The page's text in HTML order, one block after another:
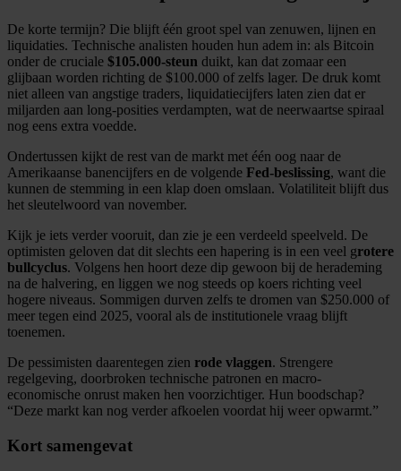
partners voor social media, adverteren en analyse. Deze
partners kunnen deze gegevens combineren met andere
informatie die u aan ze heeft verstrekt of die ze hebben
verzameld op basis van uw gebruik van hun services.
De korte termijn? Die blijft één groot spel van zenuwen, lijnen en
liquidaties. Technische analisten houden hun adem in: als Bitcoin
onder de cruciale $105.000-steun duikt, kan dat zomaar een
glijbaan worden richting de $100.000 of zelfs lager. De druk komt
niet alleen van angstige traders, liquidatiecijfers laten zien dat er
miljarden aan long-posities verdampten, wat de neerwaartse spiraal
nog eens extra voedde.
Ondertussen kijkt de rest van de markt met één oog naar de
Amerikaanse banencijfers en de volgende Fed-beslissing, want die
kunnen de stemming in een klap doen omslaan. Volatiliteit blijft dus
het sleutelwoord van november.
Kijk je iets verder vooruit, dan zie je een verdeeld speelveld. De
optimisten geloven dat dit slechts een hapering is in een veel grotere
bullcyclus. Volgens hen hoort deze dip gewoon bij de herademing
na de halvering, en liggen we nog steeds op koers richting veel
hogere niveaus. Sommigen durven zelfs te dromen van $250.000 of
meer tegen eind 2025, vooral als de institutionele vraag blijft
toenemen.
De pessimisten daarentegen zien rode vlaggen. Strengere
regelgeving, doorbroken technische patronen en macro-
economische onrust maken hen voorzichtiger. Hun boodschap?
“Deze markt kan nog verder afkoelen voordat hij weer opwarmt.”
Kort samengevat